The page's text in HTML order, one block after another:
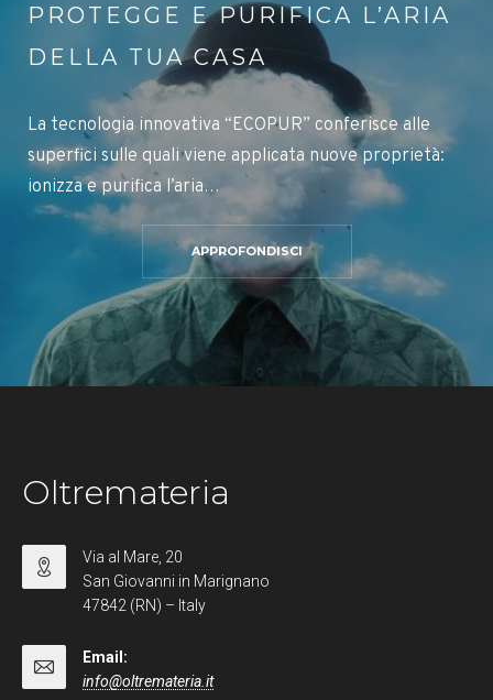
PROTEGGE E PURIFICA L’ARIA
DELLA TUA CASA
La tecnologia innovativa “ECOPUR” conferisce alle
superfici sulle quali viene applicata nuove proprietà:
ionizza e purifica l’aria…
APPROFONDISCI
Oltremateria
Via al Mare, 20
San Giovanni in Marignano
47842 (RN) – Italy
Email:
info@oltremateria.it